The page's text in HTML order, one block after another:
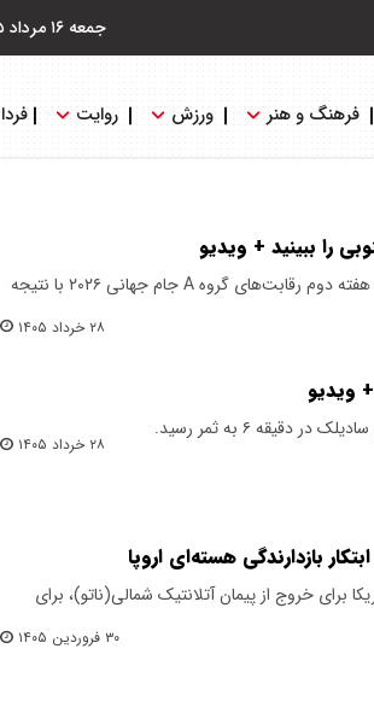
جمعه ۱۶ مرداد ۱۴۰۵
فرهنگ و هنر ورزش روایت فردا
را ببینید + ویدیو
بازی جمهوری چک مقابل آفریقای جنوبی در چارچوب هفته دوم رقابت‌های گروه A جام جهانی ۲۰۲۶ با نتیجه
۲۸ خرداد ۱۴۰۵
ویدیو
۲۸ خرداد ۱۴۰۵
بازدارندگی هسته‌ای اروپا
خروج از پیمان آتلانتیک شمالی(ناتو)، برای
۳۰ فروردین ۱۴۰۵